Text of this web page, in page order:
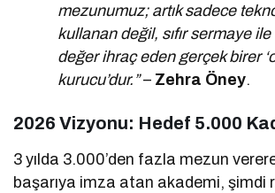
mezunumuz; artık sadece
kullanan değil, sıfır sermaye
değer ihraç eden gerçek birer
kurucu’dur.”– Zehra Öney.
2026 Vizyonu: Hedef 5.000
3 yılda 3.000’den fazla mezun
başarıya imza atan akademi, şimdi